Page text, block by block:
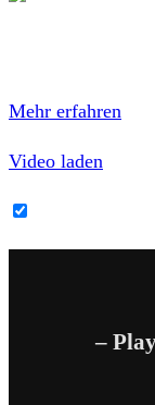
Mehr erfahren
Video laden
–